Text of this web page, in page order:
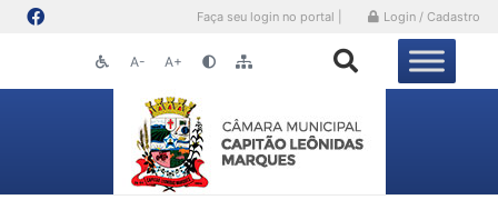
Faça seu login no portal | Login / Cadastro
A- A+